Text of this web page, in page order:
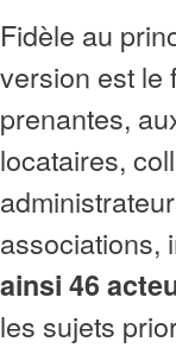
Fidèle au
version est le
prenantes,
locataires,
associations,
ainsi 46
les sujets